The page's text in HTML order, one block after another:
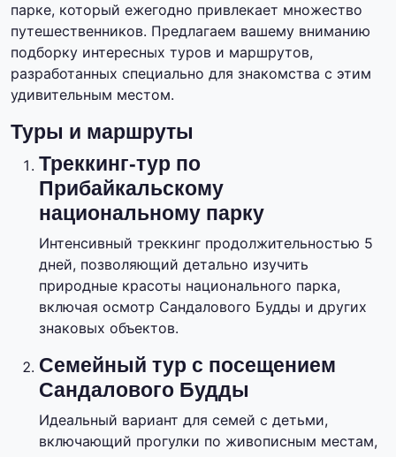
парке, который ежегодно привлекает множество
путешественников. Предлагаем вашему вниманию
подборку интересных туров и маршрутов,
разработанных специально для знакомства с этим
удивительным местом.
Туры и маршруты
Треккинг-тур по
Прибайкальскому
национальному парку
Интенсивный треккинг продолжительностью 5
дней, позволяющий детально изучить
природные красоты национального парка,
включая осмотр Сандалового Будды и других
знаковых объектов.
Семейный тур с посещением
Сандалового Будды
Идеальный вариант для семей с детьми,
включающий прогулки по живописным местам,